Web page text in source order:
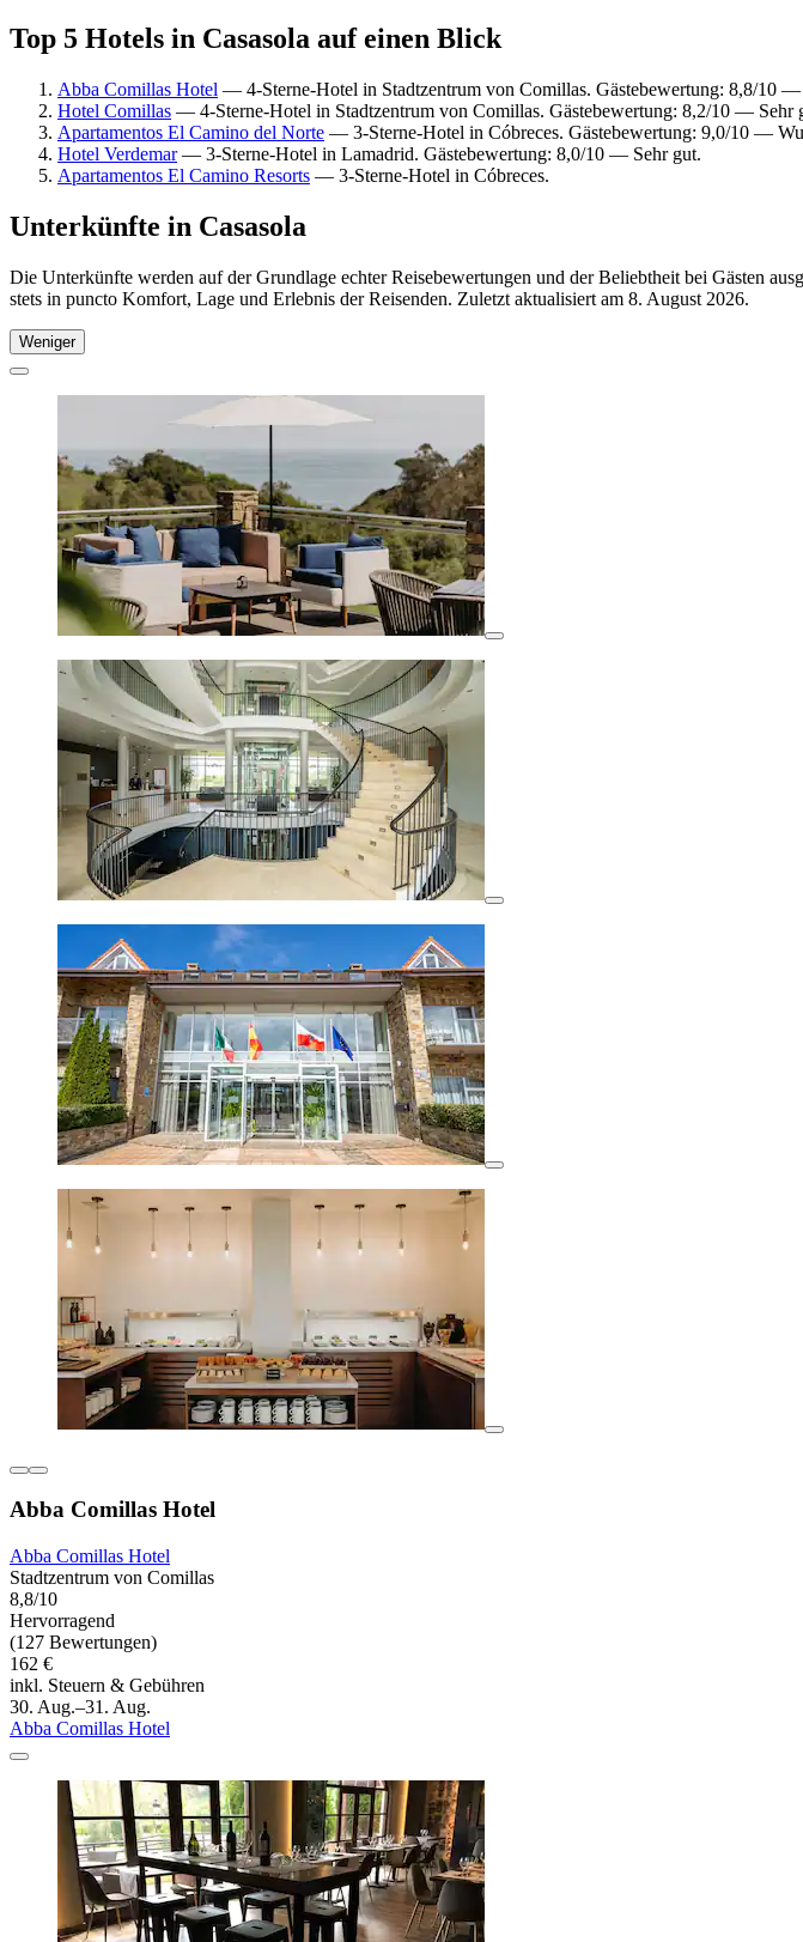
Top 5 Hotels in Casasola auf einen Blick
Abba Comillas Hotel — 4-Sterne-Hotel in Stadtzentrum von Comillas. Gästebewertung: 8,8/10 —
Hotel Comillas — 4-Sterne-Hotel in Stadtzentrum von Comillas. Gästebewertung: 8,2/10 — Sehr
Apartamentos El Camino del Norte — 3-Sterne-Hotel in Cóbreces. Gästebewertung: 9,0/10 —
Hotel Verdemar— 3-Sterne-Hotel in Lamadrid. Gästebewertung: 8,0/10 — Sehr gut.
Apartamentos El Camino Resorts — 3-Sterne-Hotel in Cóbreces.
Unterkünfte in Casasola
Die Unterkünfte werden auf der Grundlage echter Reisebewertungen und der Beliebtheit bei Gästen
stets in puncto Komfort, Lage und Erlebnis der Reisenden. Zuletzt aktualisiert am 8. August 2026.
Weniger
Abba Comillas Hotel
Abba Comillas Hotel
Stadtzentrum von Comillas
8,8/10
Hervorragend
(127 Bewertungen)
162 €
inkl. Steuern & Gebühren
30. Aug.–31. Aug.
Abba Comillas Hotel